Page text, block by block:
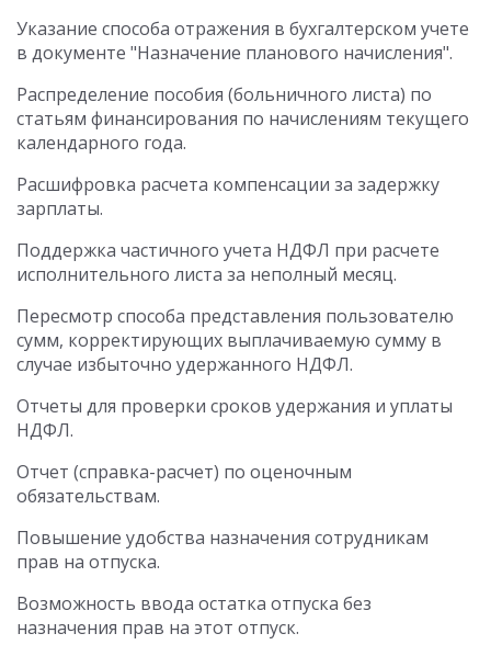
Указание способа отражения в бухгалтерском учете
в документе "Назначение планового начисления".
Распределение пособия (больничного листа) по
статьям финансирования по начислениям текущего
календарного года.
Расшифровка расчета компенсации за задержку
зарплаты.
Поддержка частичного учета НДФЛ при расчете
исполнительного листа за неполный месяц.
Пересмотр способа представления пользователю
сумм, корректирующих выплачиваемую сумму в
случае избыточно удержанного НДФЛ.
Отчеты для проверки сроков удержания и уплаты
НДФЛ.
Отчет (справка-расчет) по оценочным
обязательствам.
Повышение удобства назначения сотрудникам
прав на отпуска.
Возможность ввода остатка отпуска без
назначения прав на этот отпуск.